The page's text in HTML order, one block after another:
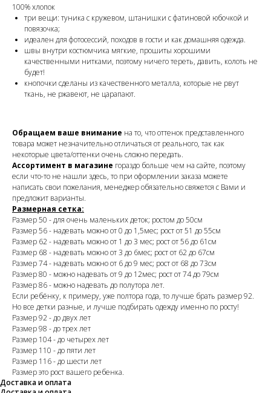
100% хлопок
три вещи: туника с кружевом, штанишки с фатиновой юбочкой и
повязочка;
идеален для фотосессий, походов в гости и как домашняя одежда.
швы внутри костюмчика мягкие, прошиты хорошими
качественными нитками, поэтому ничего тереть, давить, колоть не
будет!
кнопочки сделаны из качественного металла, которые не рвут
ткань, не ржавеют, не царапают.
Обращаем ваше внимание на то, что оттенок представленного
товара может незначительно отличаться от реального, так как
некоторые цвета/оттенки очень сложно передать.
Ассортимент в магазине гораздо больше чем на сайте, поэтому
если что-то не нашли здесь, то при оформлении заказа можете
написать свои пожелания, менеджер обязательно свяжется с Вами и
предложит варианты.
Размерная сетка:
Размер 50 - для очень маленьких деток; ростом до 50см
Размер 56 - надевать можно от 0 до 1,5мес; рост от 51 до 55см
Размер 62 - надевать можно от 1 до 3 мес; рост от 56 до 61см
Размер 68 - надевать можно от 3 до 6мес; рост от 62 до 67см
Размер 74 - надевать можно от 6 до 9 мес; рост от 68 до 73см
Размер 80 - можно надевать от 9 до 12мес; рост от 74 до 79см
Размер 86 - можно надевать до полутора лет.
Если ребёнку, к примеру, уже полтора года, то лучше брать размер 92.
Но все детки разные, и лучше подбирать одежду именно по росту!
Размер 92 - до двух лет
Размер 98 - до трех лет
Размер 104 - до четырех лет
Размер 110 - до пяти лет
Размер 116 - до шести лет
Размер это рост вашего ребенка.
Доставка и оплата